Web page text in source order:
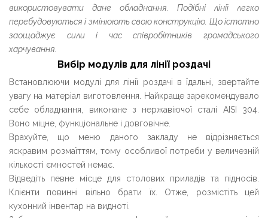
використовувати дане обладнання. Подібні лінії легко
перебудовуються і змінюють свою конструкцію. Що істотно
заощаджує сили і час співробітників громадського
харчування.
Вибір модулів для лінії роздачі
Встановлюючи модулі для лінії роздачі в їдальні, звертайте
увагу на матеріал виготовлення. Найкраще зарекомендувало
себе обладнання, виконане з нержавіючої сталі AISI 304.
Воно міцне, функціональне і довговічне.
Врахуйте, що меню даного закладу не відрізняється
яскравим розмаїттям, тому особливої ​​потреби у величезній
кількості ємностей немає.
Відведіть певне місце для столових приладів та підносів.
Клієнти повинні вільно брати їх. Отже, розмістіть цей
кухонний інвентар на видноті.